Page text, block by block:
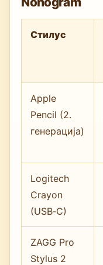
Стилус
Apple
Pencil (2.
генерација)
Logitech
Crayon
(USB‑C)
ZAGG Pro
Stylus 2